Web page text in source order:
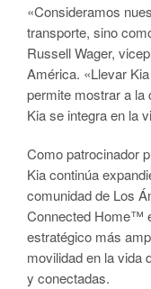
«Consideramos
transporte, sino
Russell Wager,
América. «Llevar
permite mostrar a la
Kia se integra en la
Como patrocinador
Kia continúa
comunidad de Los
Connected Home™
estratégico más
movilidad en la vida
y conectadas.